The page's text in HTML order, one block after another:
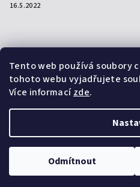
Tento web používá soubory
tohoto webu vyjadřujete
Více informacízde.
Odmítnout
16.5.2022
Přijímáme online
Upravit